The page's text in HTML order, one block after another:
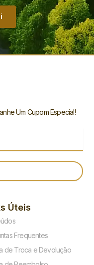
Um Cupom Especial!
Úteis
Frequentes
de Troca e Devolução